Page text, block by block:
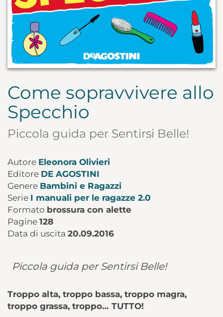
Come sopravvivere allo
Specchio
Piccola guida per Sentirsi Belle!
Autore Eleonora Olivieri
Editore DE AGOSTINI
Genere Bambini e Ragazzi
Serie I manuali per le ragazze 2.0
Formato brossura con alette
Pagine 128
Data di uscita 20.09.2016
Finalmente l'aiuto che cercavi per
SPECCHIO.
Troppo alta, troppo bassa, troppo magra,
troppo grassa, troppo… TUTTO!